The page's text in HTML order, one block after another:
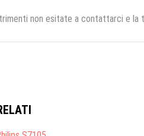
non esitate a contattarci e la